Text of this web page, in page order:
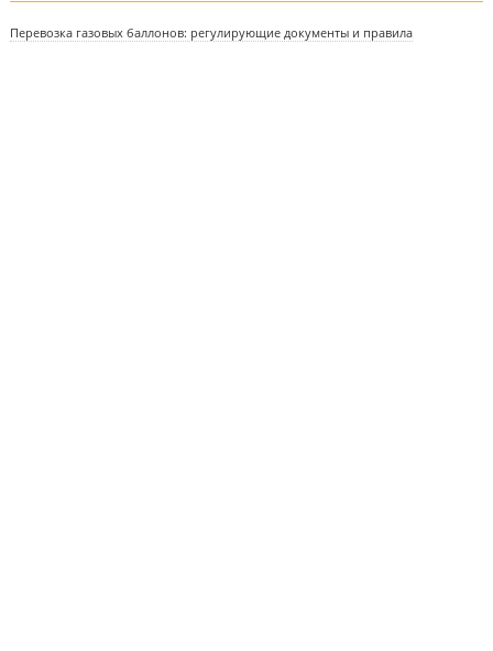
Перевозка газовых баллонов: регулирующие документы и правила